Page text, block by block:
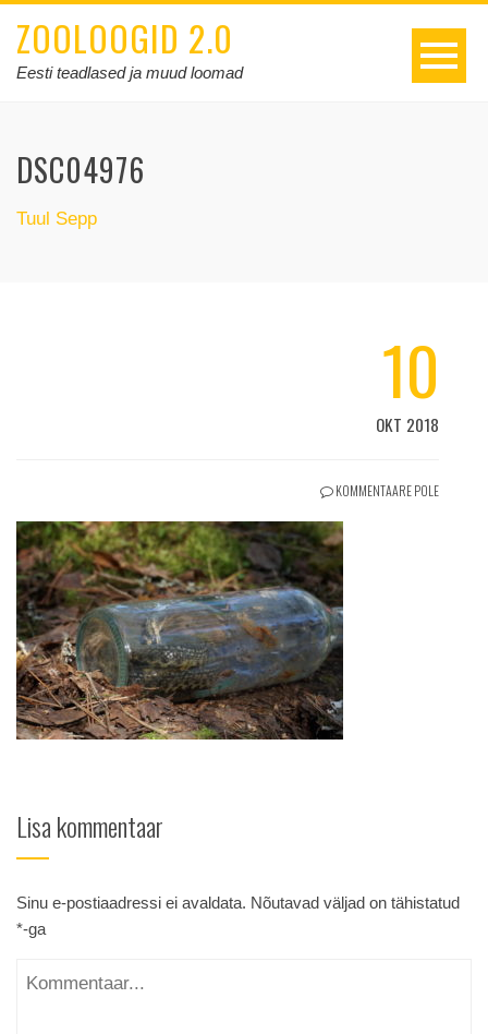
ZOOLOOGID 2.0
Eesti teadlased ja muud loomad
DSC04976
Tuul Sepp
10
OKT 2018
KOMMENTAARE POLE
Lisa kommentaar
Sinu e-postiaadressi ei avaldata. Nõutavad väljad on tähistatud
*-ga